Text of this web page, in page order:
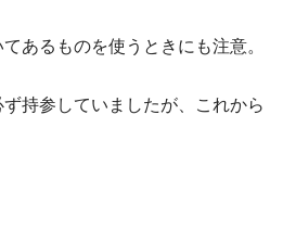
あるものを使うときにも注意。
持参していましたが、これから